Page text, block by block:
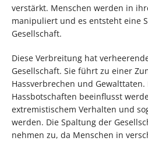
verstärkt. Menschen werden in
manipuliert und es entsteht eine
Gesellschaft.
Diese Verbreitung hat
Gesellschaft. Sie führt zu einer
Hassverbrechen und
Hassbotschaften beeinflusst
extremistischem Verhalten und
werden. Die Spaltung der
nehmen zu, da Menschen in